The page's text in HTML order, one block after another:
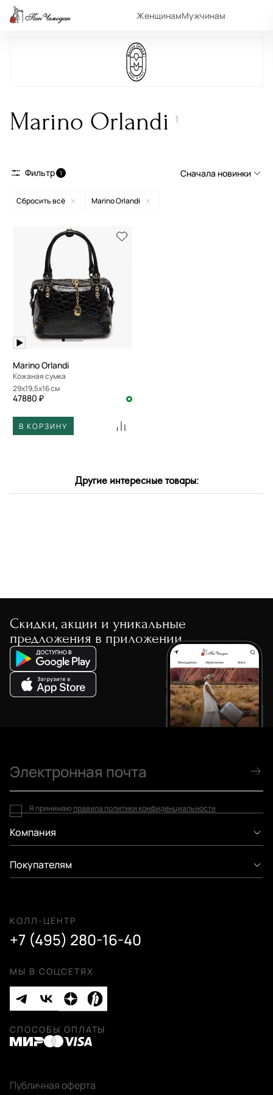
ЖенщинамМужчинам
Marino Orlandi 1
Фильтр 1 Сначала новинки
Сбросить всё Marino Orlandi
Marino Orlandi
Кожаная сумка
29x19,5x16 см
47880 ₽
В КОРЗИНУ
Другие интересные товары:
Скидки, акции и уникальные
предложения в приложении
Компания
Покупателям
КОЛЛ-ЦЕНТР
+7 (495) 280-16-40
МЫ В СОЦСЕТЯХ
Я принимаю правила политики конфиденциальности
Публичная оферта
СПОСОБЫ ОПЛАТЫ